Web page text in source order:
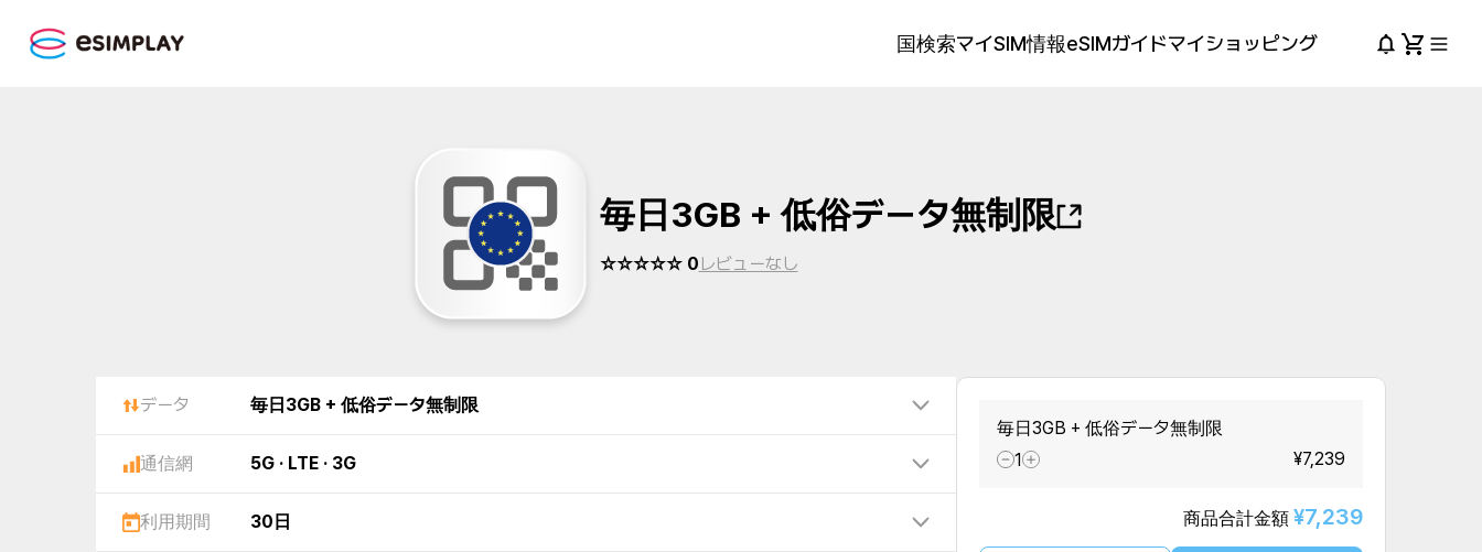
国検索マイSIM情報eSIMガイドマイショッピング
毎日3GB + 低俗データ無制限
☆☆☆☆☆ 0 レビューなし
データ 毎日3GB + 低俗データ無制限
通信網 5G · LTE · 3G
利用期間 30日
毎日3GB + 低俗データ無制限
1
¥7,239
商品合計金額 ¥7,239